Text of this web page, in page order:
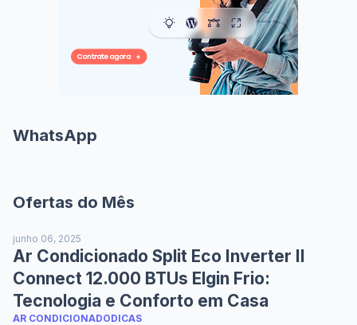
WhatsApp
Ofertas do Mês
junho 06, 2025
Ar Condicionado Split Eco Inverter II
Connect 12.000 BTUs Elgin Frio:
Tecnologia e Conforto em Casa
AR CONDICIONADODICAS